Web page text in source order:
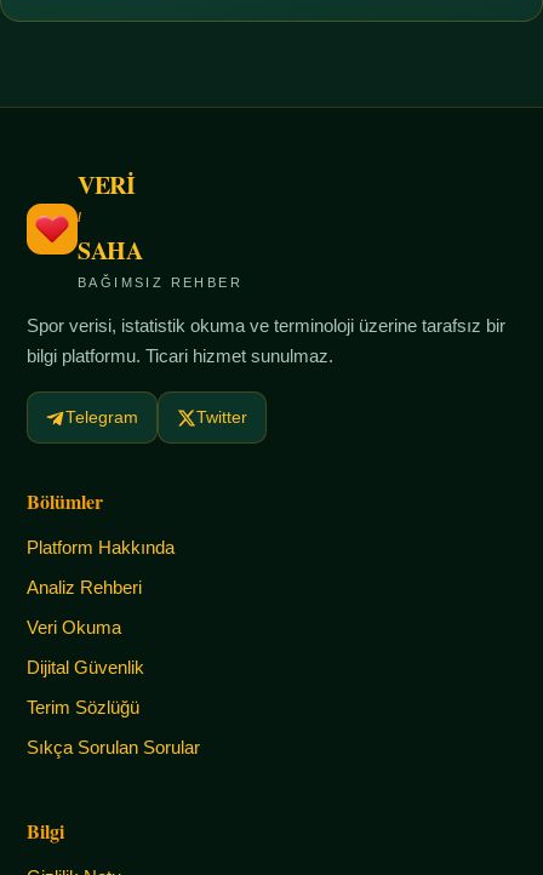
VERİ
/
SAHA
BAĞIMSIZ REHBER
Spor verisi, istatistik okuma ve terminoloji üzerine tarafsız bir
bilgi platformu. Ticari hizmet sunulmaz.
Telegram Twitter
Bölümler
Platform Hakkında
Analiz Rehberi
Veri Okuma
Dijital Güvenlik
Terim Sözlüğü
Sıkça Sorulan Sorular
Bilgi